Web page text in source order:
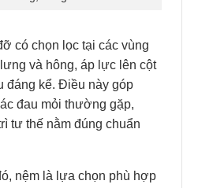
có chọn lọc tại các vùng
và hông, áp lực lên cột
đáng kể. Điều này góp
đau mỏi thường gặp,
tư thế nằm đúng chuẩn
nệm là lựa chọn phù hợp